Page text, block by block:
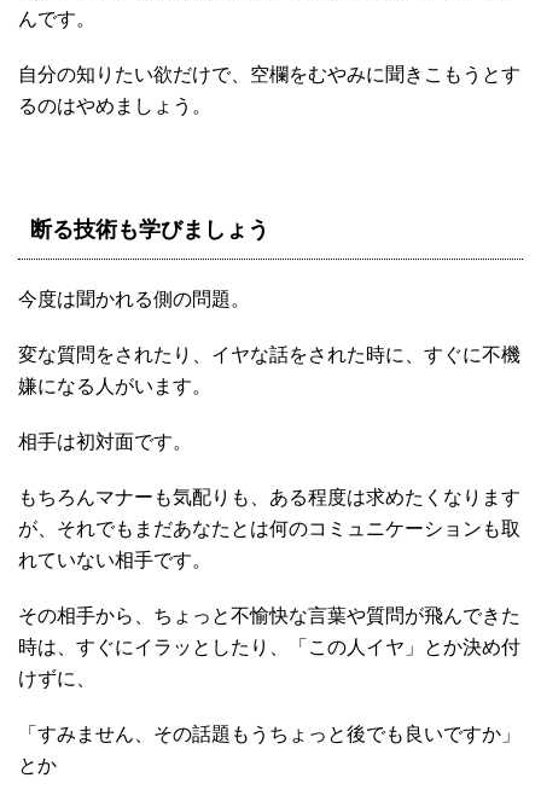
んです。
自分の知りたい欲だけで、空欄をむやみに聞きこもうとす
るのはやめましょう。
断る技術も学びましょう
今度は聞かれる側の問題。
変な質問をされたり、イヤな話をされた時に、すぐに不機
嫌になる人がいます。
相手は初対面です。
もちろんマナーも気配りも、ある程度は求めたくなります
が、それでもまだあなたとは何のコミュニケーションも取
れていない相手です。
その相手から、ちょっと不愉快な言葉や質問が飛んできた
時は、すぐにイラッとしたり、「この人イヤ」とか決め付
けずに、
「すみません、その話題もうちょっと後でも良いですか」
とか